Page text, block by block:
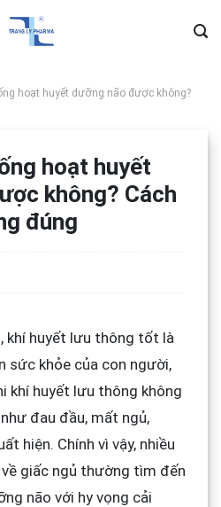
hoạt huyết dưỡng não được không?
hoạt huyết
không? Cách
đúng
khí huyết lưu thông tốt là
sức khỏe của con người,
khí huyết lưu thông không
đau đầu, mất ngủ,
hiện. Chính vì vậy, nhiều
giấc ngủ thường tìm đến
não với hy vọng cải